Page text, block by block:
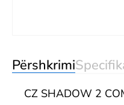
Përshkrimi
CZ SHADOW 2